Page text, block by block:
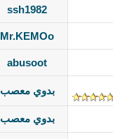
ssh1982
Mr.KEMOo
abusoot
بدوي معصب
بدوي معصب